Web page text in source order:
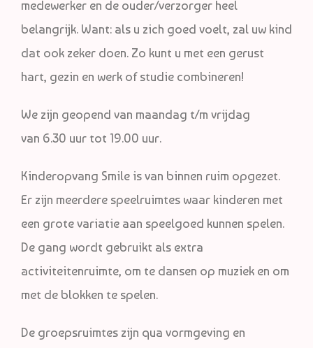
medewerker en de ouder/verzorger heel
belangrijk. Want: als u zich goed voelt, zal uw kind
dat ook zeker doen. Zo kunt u met een gerust
hart, gezin en werk of studie combineren!
We zijn geopend van maandag t/m vrijdag
van 6.30 uur tot 19.00 uur.
Kinderopvang Smile is van binnen ruim opgezet.
Er zijn meerdere speelruimtes waar kinderen met
een grote variatie aan speelgoed kunnen spelen.
De gang wordt gebruikt als extra
activiteitenruimte, om te dansen op muziek en om
met de blokken te spelen.
De groepsruimtes zijn qua vormgeving en